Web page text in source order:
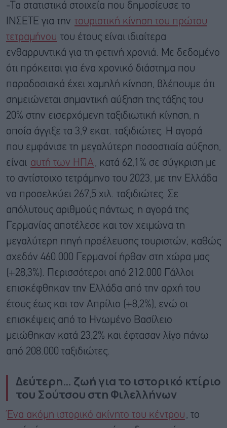
-Τα στατιστικά στοιχεία που δημοσίευσε το
ΙΝΣΕΤΕ για την τουριστική κίνηση του πρώτου
τετραμήνου του έτους είναι ιδιαίτερα
ενθαρρυντικά για τη φετινή χρονιά. Με δεδομένο
ότι πρόκειται για ένα χρονικό διάστημα που
παραδοσιακά έχει χαμηλή κίνηση, βλέπουμε ότι
σημειώνεται σημαντική αύξηση της τάξης του
20% στην εισερχόμενη ταξιδιωτική κίνηση, η
οποία άγγιξε τα 3,9 εκατ. ταξιδιώτες. Η αγορά
που εμφάνισε τη μεγαλύτερη ποσοστιαία αύξηση,
είναι αυτή των ΗΠΑ, κατά 62,1% σε σύγκριση με
το αντίστοιχο τετράμηνο του 2023, με την Ελλάδα
να προσελκύει 267,5 χιλ. ταξιδιώτες. Σε
απόλυτους αριθμούς πάντως, η αγορά της
Γερμανίας αποτέλεσε και τον χειμώνα τη
μεγαλύτερη πηγή προέλευσης τουριστών, καθώς
σχεδόν 460.000 Γερμανοί ήρθαν στη χώρα μας
(+28,3%). Περισσότεροι από 212.000 Γάλλοι
επισκέφθηκαν την Ελλάδα από την αρχή του
έτους έως και τον Απρίλιο (+8,2%), ενώ οι
επισκέψεις από το Ηνωμένο Βασίλειο
μειώθηκαν κατά 23,2% και έφτασαν λίγο πάνω
από 208.000 ταξιδιώτες.
Δεύτερη… ζωή για το ιστορικό κτίριο
του Σούτσου στη Φιλελλήνων
Ένα ακόμη ιστορικό ακίνητο του κέντρου , το